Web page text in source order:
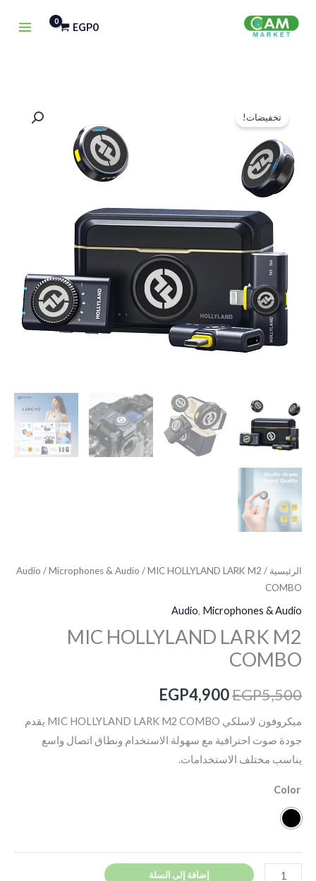
EGP0
تخفيضات!
الرئيسية /
Audio /Microphones & Audio / MIC HOLLYLAND LARK M2
COMBO
Audio, Microphones & Audio
MIC HOLLYLAND LARK M2
COMBO
EGP5,500
EGP4,900
الحالي
ميكروفون لاسلكي MIC HOLLYLAND LARK M2 COMBO يقدم
جودة صوت احترافية مع سهولة الاستخدام ونطاق اتصال واسع
يناسب مختلف الاستخدامات.
Color
MIC
HOLLYLAND
LARK
M2
COMBO
إضافة إلى السلة